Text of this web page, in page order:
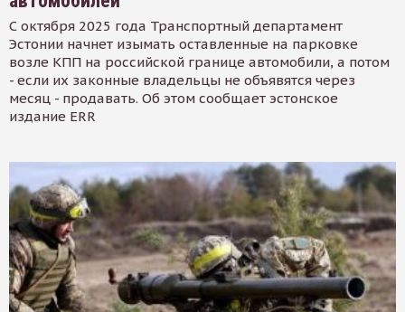
С октября 2025 года Транспортный департамент
Эстонии начнет изымать оставленные на парковке
возле КПП на российской границе автомобили, а потом
- если их законные владельцы не объявятся через
месяц - продавать. Об этом сообщает эстонское
издание ERR